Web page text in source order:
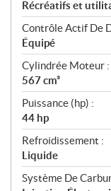
t
i
o
n
s
Récréatifs et
Contrôle Actif De
Équipé
Cylindrée Moteur :
567 cm³
Puissance (hp) :
44 hp
Refroidissement :
Liquide
Système De